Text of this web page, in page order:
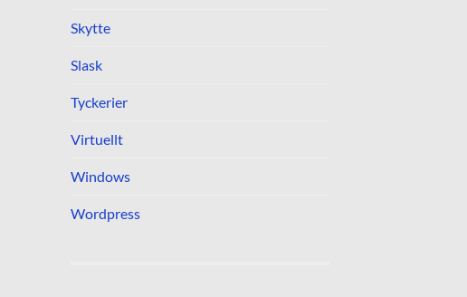
Skytte
Slask
Tyckerier
Virtuellt
Windows
Wordpress